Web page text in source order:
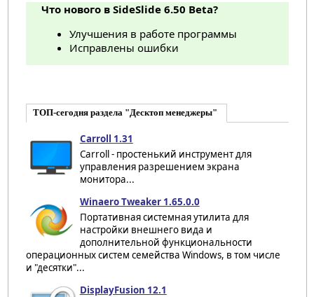
Что нового в SideSlide 6.50 Beta?
Улучшения в работе программы
Исправлены ошибки
ТОП-сегодня раздела "Десктоп менеджеры"
Carroll 1.31
Carroll - простенький инструмент для
управления разрешением экрана
монитора...
Winaero Tweaker 1.65.0.0
Портативная системная утилита для
настройки внешнего вида и
дополнительной функциональности
операционных систем семейства Windows, в том числе
и "десятки"...
DisplayFusion 12.1